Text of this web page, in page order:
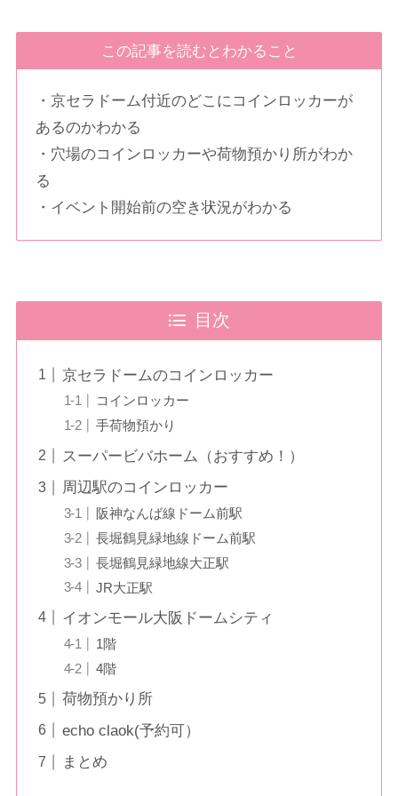
この記事を読むとわかること
・京セラドーム付近のどこにコインロッカーが
あるのかわかる
・穴場のコインロッカーや荷物預かり所がわか
る
・イベント開始前の空き状況がわかる
目次
京セラドームのコインロッカー
コインロッカー
手荷物預かり
スーパービバホーム（おすすめ！）
周辺駅のコインロッカー
阪神なんば線ドーム前駅
長堀鶴見緑地線ドーム前駅
長堀鶴見緑地線大正駅
JR大正駅
イオンモール大阪ドームシティ
1階
4階
荷物預かり所
echo claok(予約可）
まとめ